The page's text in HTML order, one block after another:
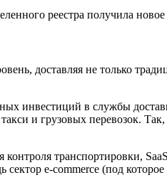
реестра получила
доставляя не только
инвестиций в службы
и грузовых перевозок.
транспортировки,
e-commerce (под